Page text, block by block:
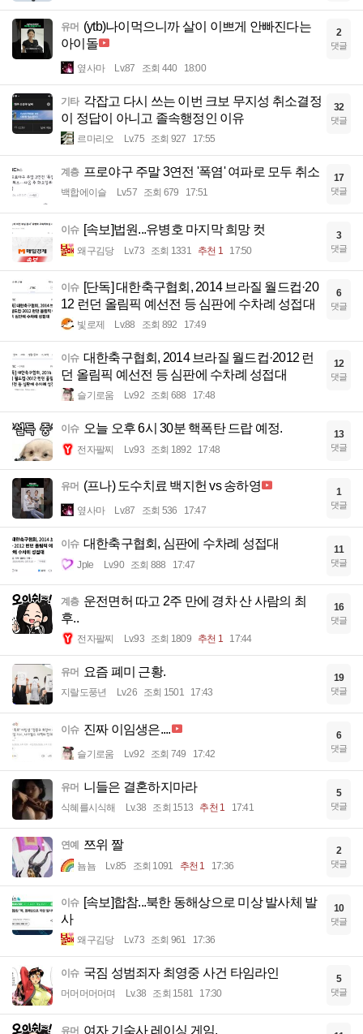
유머 (ytb)나이먹으니까 살이 이쁘게 안빠진다는
아이돌
옆사마 Lv.87 조회 440 18:00
2
댓글
기타 각잡고 다시 쓰는 이번 크보 무지성 취소결정
이 정답이 아니고 졸속행정인 이유
르마리오 Lv.75 조회 927 17:55
32
댓글
계층 프로야구 주말 3연전 '폭염' 여파로 모두 취소
백합에이슬 Lv.57 조회 679 17:51
17
댓글
이슈 [속보]법원...유병호 마지막 희망 컷
왜구김당 Lv.73 조회 1331 추천 1 17:50
3
댓글
이슈 [단독] 대한축구협회, 2014 브라질 월드컵·20
12 런던 올림픽 예선전 등 심판에 수차례 성접대
빛로제 Lv.88 조회 892 17:49
6
댓글
이슈 대한축구협회, 2014 브라질 월드컵·2012 런
던 올림픽 예선전 등 심판에 수차례 성접대
슬기로움 Lv.92 조회 688 17:48
12
댓글
이슈 오늘 오후 6시 30분 핵폭탄 드랍 예정.
전자팔찌 Lv.93 조회 1892 17:48
13
댓글
유머 (프나) 도수치료 백지헌 vs 송하영
옆사마 Lv.87 조회 536 17:47
1
댓글
이슈 대한축구협회, 심판에 수차례 성접대
Jple Lv.90 조회 888 17:47
11
댓글
계층 운전면허 따고 2주 만에 경차 산 사람의 최
후..
전자팔찌 Lv.93 조회 1809 추천 1 17:44
16
댓글
유머 요즘 폐미 근황.
지랄도풍년 Lv.26 조회 1501 17:43
19
댓글
이슈 진짜 이임생은....
슬기로움 Lv.92 조회 749 17:42
6
댓글
유머 니들은 결혼하지마라
식혜를시식해 Lv.38 조회 1513 추천 1 17:41
5
댓글
연예 쯔위 짤
뇸뇸 Lv.85 조회 1091 추천 1 17:36
2
댓글
이슈 [속보]합참...북한 동해상으로 미상 발사체 발
사
왜구김당 Lv.73 조회 961 17:36
10
댓글
이슈 국짐 성범죄자 최영중 사건 타임라인
머머머머머며 Lv.38 조회 1581 17:30
5
댓글
유머 여자 기숙사 레이싱 게임.